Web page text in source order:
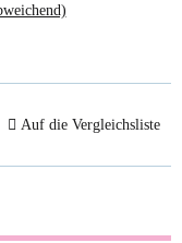
Auf die Vergleichsliste